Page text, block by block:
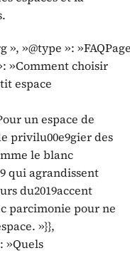
», »@type »:
»Comment choisir
espace
un espace de
privilu00e9gier des
le blanc
qui agrandissent
du2019accent
parcimonie pour ne
»}},
»Quels